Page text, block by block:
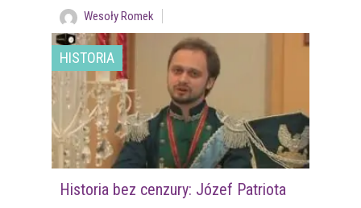
Wesoły Romek
HISTORIA
Historia bez cenzury: Józef Patriota